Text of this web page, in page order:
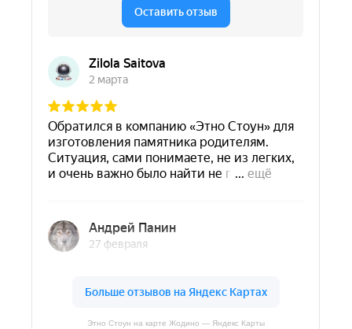
Этно Стоун на карте Жодино — Яндекс Карты